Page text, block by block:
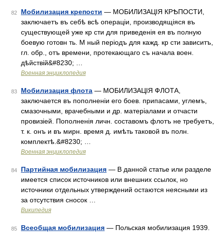
82 Мобилизация крепости — МОБИЛИЗАЦІЯ КРѢПОСТИ,
заключаетъ въ себѣ всѣ операціи, производящіяся въ
существующей уже кр сти для приведенія ея въ полную
боевую готовн ть. М ный періодъ для кажд. кр сти зависитъ,
гл. обр., отъ времени, протекающаго съ начала воен.
дѣйствій&#8230; …
Военная энциклопедия
83 Мобилизация флота — МОБИЛИЗАЦІЯ ФЛОТА,
заключается въ пополненіи его боев. припасами, углемъ,
смазочными, врачебными и др. матеріалами и отчасти
провизіей. Пополненія личн. составомъ флотъ не требуетъ,
т. к. онъ и въ мирн. время д. имѣть таковой въ полн.
комплектѣ.&#8230; …
Военная энциклопедия
84 Партийная мобилизация — В данной статье или разделе
имеется список источников или внешних ссылок, но
источники отдельных утверждений остаются неясными из
за отсутствия сносок …
Википедия
85 Всеобщая мобилизация — Польская мобилизация 1939.